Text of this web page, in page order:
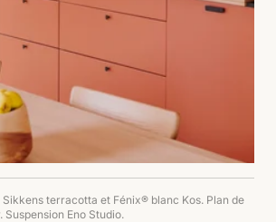
terracotta et Fénix® blanc Kos. Plan de
Eno Studio.